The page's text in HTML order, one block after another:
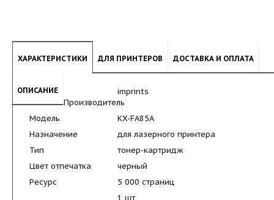
ХАРАКТЕРИСТИКИ ДЛЯ ПРИНТЕРОВ ДОСТАВКА И ОПЛАТА
ОПИСАНИЕ
imprints
Производитель
KX-FA85A
Модель
для лазерного принтера
Назначение
тонер-картридж
Тип
черный
Цвет отпечатка
5 000 страниц
Ресурс
1 шт